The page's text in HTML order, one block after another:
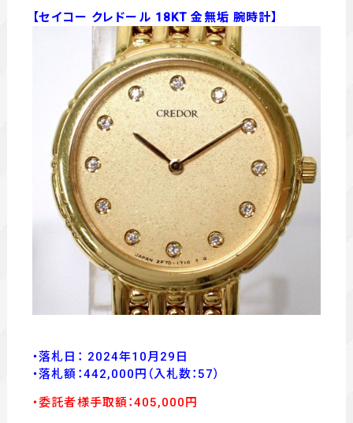
【セイコー クレドール 18KT 金無垢 腕時計】
・落札日： 2024年10月29日
・落札額：442,000 円 （入札数：57）
・委託者様手取額：405,000 円